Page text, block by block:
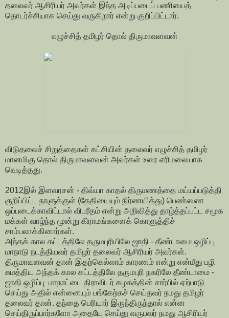
தலைவர் ஆசிரியர் அவர்கள் இந்த அடிப்படைப் பணியைத்
தொடர்ச்சியாக செய்து வருகிறார் என்று குறிப்பிட்டார்.
எழுச்சித் தமிழர் தொல் திருமாவளவன்
விடுதலைச் சிறுத்தைகள் கட்சியின் தலைவர் எழுச்சித் தமிழர்
மானமிகு தொல் திருமாவளவன் அவர்கள் உரை எரிமலையாக
வெடித்தது.
2012இல் இளவரசன் - திவ்யா காதல் திருமணத்தை மய்யப்படுத்தி
குறிப்பிட்ட நாளுக்குள் (தேதியையும் நிர்ணயித்து) பெண்ணை
ஒப்படைக்காவிட்டால் விபரீதம் என்று அறிவித்து தாழ்த்தப்பட்ட சமூக
மக்கள் வாழ்ந்த மூன்று கிராமங்களைக் கொளுத்திச்
சாம்பலாக்கினார்கள்.
அந்தக் கால கட்டத்திலே தருமபுரியிலே ஜாதி - தீண்டாமை ஒழிப்பு
மாநாடு நடத்தியவர் தமிழர் தலைவர் ஆசிரியர் அவர்கள்.
திருமாவளவன் தான் இதற்கெல்லாம் காரணம் என்று என்மீது பழி
சுமத்திய அந்தக் கால கட்டத்திலே தருமபுரி நகரிலே தீண்டாமை -
ஜாதி ஒழிப்பு மாநாட்டை திராவிடர் கழகத்தின் சார்பில் ஏற்பாடு
செய்து அதில் என்னையும் பங்கேற்கச் செய்தவர் நமது தமிழர்
தலைவர் தான். தந்தை பெரியார் இருந்திருந்தால் என்ன
செய்திருப்பார்களோ அதையே செய்து வருபவர் நமது ஆசிரியர்